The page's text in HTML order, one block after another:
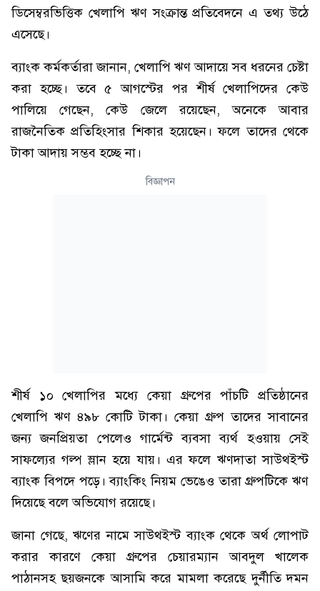
ডিসেম্বরভিত্তিক খেলাপি ঋণ সংক্রান্ত প্রতিবেদনে এ তথ্য উঠে
এসেছে।
ব্যাংক কর্মকর্তারা জানান, খেলাপি ঋণ আদায়ে সব ধরনের চেষ্টা
করা হচ্ছে। তবে ৫ আগস্টের পর শীর্ষ খেলাপিদের কেউ
পালিয়ে গেছেন, কেউ জেলে রয়েছেন, অনেকে আবার
রাজনৈতিক প্রতিহিংসার শিকার হয়েছেন। ফলে তাদের থেকে
টাকা আদায় সম্ভব হচ্ছে না।
বিজ্ঞাপন
শীর্ষ ১০ খেলাপির মধ্যে কেয়া গ্রুপের পাঁচটি প্রতিষ্ঠানের
খেলাপি ঋণ ৪৯৮ কোটি টাকা। কেয়া গ্রুপ তাদের সাবানের
জন্য জনপ্রিয়তা পেলেও গার্মেন্ট ব্যবসা ব্যর্থ হওয়ায় সেই
সাফল্যের গল্প ম্লান হয়ে যায়। এর ফলে ঋণদাতা সাউথইস্ট
ব্যাংক বিপদে পড়ে। ব্যাংকিং নিয়ম ভেঙেও তারা গ্রুপটিকে ঋণ
দিয়েছে বলে অভিযোগ রয়েছে।
জানা গেছে, ঋণের নামে সাউথইস্ট ব্যাংক থেকে অর্থ লোপাট
করার কারণে কেয়া গ্রুপের চেয়ারম্যান আবদুল খালেক
পাঠানসহ ছয়জনকে আসামি করে মামলা করেছে দুর্নীতি দমন